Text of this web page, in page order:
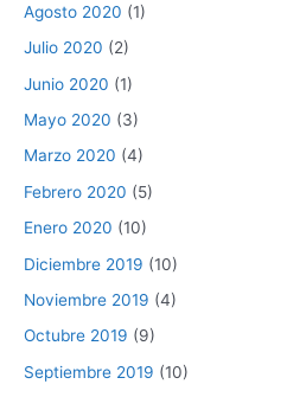
Agosto 2020 (1)
Julio 2020 (2)
Junio 2020 (1)
Mayo 2020 (3)
Marzo 2020 (4)
Febrero 2020 (5)
Enero 2020 (10)
Diciembre 2019 (10)
Noviembre 2019 (4)
Octubre 2019 (9)
Septiembre 2019 (10)